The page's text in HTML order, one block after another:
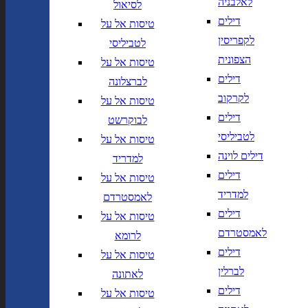
לסיאול
טיסות אל על
לטביליסי
טיסות אל על
לברצלונה
טיסות אל על
לבוקרשט
טיסות אל על
למדריד
טיסות אל על
לאמסטרדם
טיסות אל על
לרומא
טיסות אל על
לאתונה
טיסות אל על
דילים
לקפריסין
הצפונית
דילים
לקרקוב
דילים
לטביליסי
דילים לוינה
דילים
למדריד
דילים
לאמסטרדם
דילים
לברלין
דילים
שנה בשתי ספרות
לוודא בחירת יעד לפני בחירת
תאריך,
DD/MM/YY
ספרות קו נטוי חודש בשתי ספרות
קו נטוי שנה בשתי ספרות
נחיתה ב
נחיתה ב
חפש